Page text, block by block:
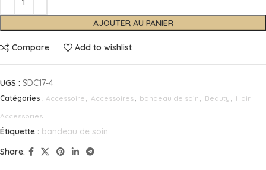
AJOUTER AU PANIER
Compare Add to wishlist
UGS : SDC17-4
Catégories : Accessoire Accessoires bandeau de soin Beauty
Hair
Accessories
Étiquette : bandeau de soin
Share: